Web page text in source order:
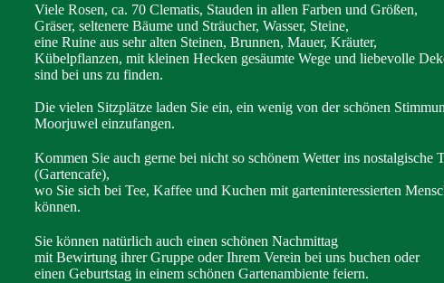
Viele Rosen, ca. 70 Clematis, Stauden in allen Farben und Größen,
Gräser, seltenere Bäume und Sträucher, Wasser, Steine,
eine Ruine aus sehr alten Steinen, Brunnen, Mauer, Kräuter,
Kübelpflanzen, mit kleinen Hecken gesäumte Wege und liebevolle
sind bei uns zu finden.
Die vielen Sitzplätze laden Sie ein, ein wenig von der schönen
Moorjuwel einzufangen.
Kommen Sie auch gerne bei nicht so schönem Wetter ins nostalgische
(Gartencafe),
wo Sie sich bei Tee, Kaffee und Kuchen mit garteninteressierten
können.
Sie können natürlich auch einen schönen Nachmittag
mit Bewirtung ihrer Gruppe oder Ihrem Verein bei uns buchen oder
einen Geburtstag in einem schönen Gartenambiente feiern.